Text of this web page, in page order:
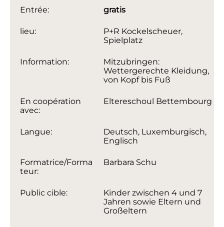
Entrée: gratis
lieu:
P+R Kockelscheuer,
Spielplatz
Information:
Mitzubringen:
Wettergerechte Kleidung,
von Kopf bis Fuß
En coopération
avec:
Eltereschoul Bettembourg
Langue:
Deutsch, Luxemburgisch,
Englisch
Formatrice/Forma
teur:
Barbara Schu
Public cible:
Kinder zwischen 4 und 7
Jahren sowie Eltern und
Großeltern